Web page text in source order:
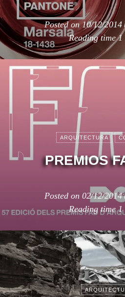
Posted on10/12/2014
Reading time1
ARQUITECTURA
PREMIOS
Posted on 02/12/2014
Reading time1